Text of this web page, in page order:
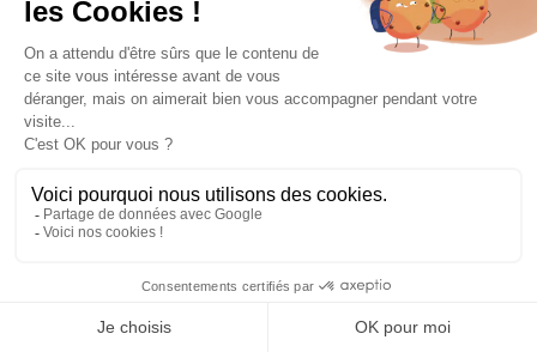
Vendredi 04 Septembre 2026
09:15 - 09:35
111€
Test psychotechnique permis